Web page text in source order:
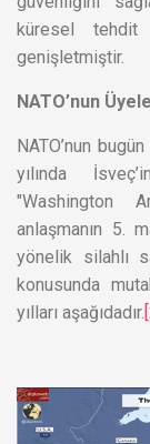
küresel tehdit
genişletmiştir.
NATO’nun
NATO’nun
yılında
"Washington
anlaşmanın 5.
yönelik silahlı
konusunda
yılları aşağıdadır.